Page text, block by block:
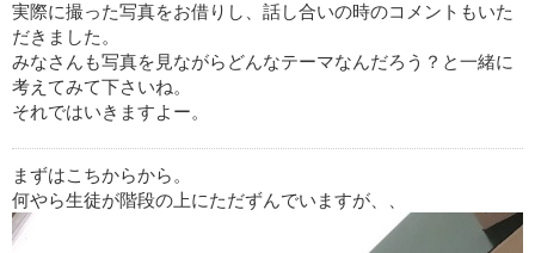
実際に撮った写真をお借りし、話し合いの時のコメントもいた
だきました。
みなさんも写真を見ながらどんなテーマなんだろう？と一緒に
考えてみて下さいね。
それではいきますよー。
まずはこちからから。
何やら生徒が階段の上にただずんでいますが、、